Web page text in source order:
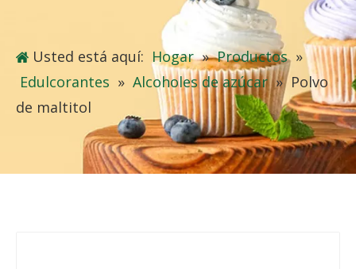
Usted está aquí: Hogar » Productos »
Edulcorantes » Alcoholes de azúcar » Polvo
de maltitol